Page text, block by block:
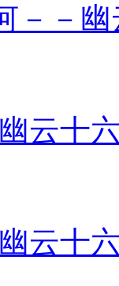
－－
云十
云十